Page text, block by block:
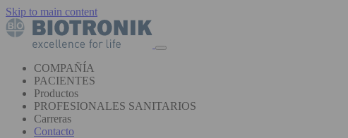
Skip to main content
COMPAÑÍA
PACIENTES
Productos
PROFESIONALES SANITARIOS
Carreras
Contacto